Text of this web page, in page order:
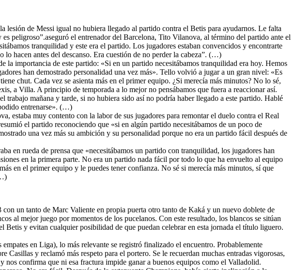
lesión de Messi igual no hubiera llegado al partido contra el Betis para ayudarnos. Le falta
peligroso”.aseguró el entrenador del Barcelona, Tito Vilanova, al término del partido ante el
tranquilidad y este era el partido. Los jugadores estaban convencidos y encontrarte
hacen antes del descanso. Era cuestión de no perder la cabeza”. (…)
la importancia de este partido: «Si en un partido necesitábamos tranquilidad era hoy. Hemos
han demostrado personalidad una vez más». Tello volvió a jugar a un gran nivel: «Es
chut. Cada vez se asienta más en el primer equipo. ¿Si merecía más minutos? No lo sé,
a Villa. A principio de temporada a lo mejor no pensábamos que fuera a reaccionar así.
mañana y tarde, si no hubiera sido así no podría haber llegado a este partido. Hablé
entrenarse». (…)
estaba muy contento con la labor de sus jugadores para remontar el duelo contra el Real
el partido reconociendo que «si en algún partido necesitábamos de un poco de
una vez más su ambición y su personalidad porque no era un partido fácil después de
en rueda de prensa que «necesitábamos un partido con tranquilidad, los jugadores han
en la primera parte. No era un partido nada fácil por todo lo que ha envuelto al equipo
en el primer equipo y le puedes tener confianza. No sé si merecía más minutos, sí que
un tanto de Marc Valiente en propia puerta otro tanto de Kaká y un nuevo doblete de
al mejor juego por momentos de los pucelanos. Con este resultado, los blancos se sitúan
Betis y evitan cualquier posibilidad de que puedan celebrar en esta jornada el título liguero.
en Liga), lo más relevante se registró finalizado el encuentro. Probablemente
y reclamó más respeto para el portero. Se le recuerdan muchas entradas vigorosas,
nos confirma que ni esa fractura impide ganar a buenos equipos como el Valladolid.